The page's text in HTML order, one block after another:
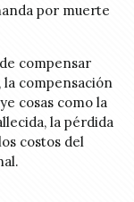
por muerte
compensar
compensación
cosas como la
la pérdida
costos del